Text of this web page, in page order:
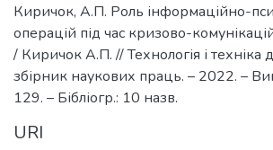
Киричок, А.П. Роль інформаційно-
операцій під час кризово-
/ Киричок А.П. // Технологія і техніка
збірник наукових праць. – 2022. –
129. – Бібліогр.: 10 назв.
URI